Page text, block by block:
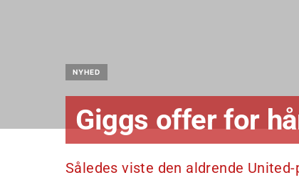
NYHED
Giggs offer for
Således viste den aldrende